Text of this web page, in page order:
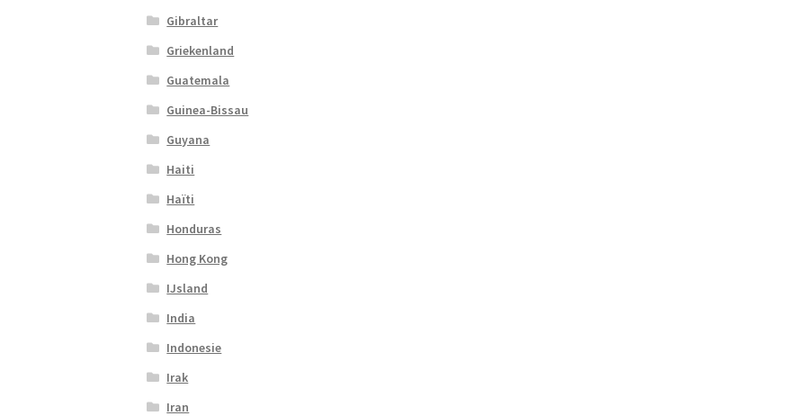
Gibraltar
Griekenland
Guatemala
Guinea-Bissau
Guyana
Haiti
Haïti
Honduras
Hong Kong
IJsland
India
Indonesie
Irak
Iran